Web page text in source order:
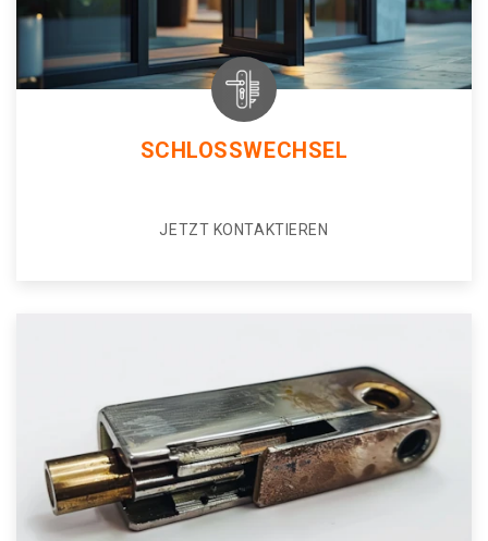
SCHLOSSWECHSEL
JETZT KONTAKTIEREN